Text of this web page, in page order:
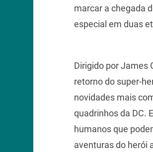
marcar a chegada
especial em duas
Dirigido por James
retorno do super-
novidades mais
quadrinhos da DC.
humanos que
aventuras do herói